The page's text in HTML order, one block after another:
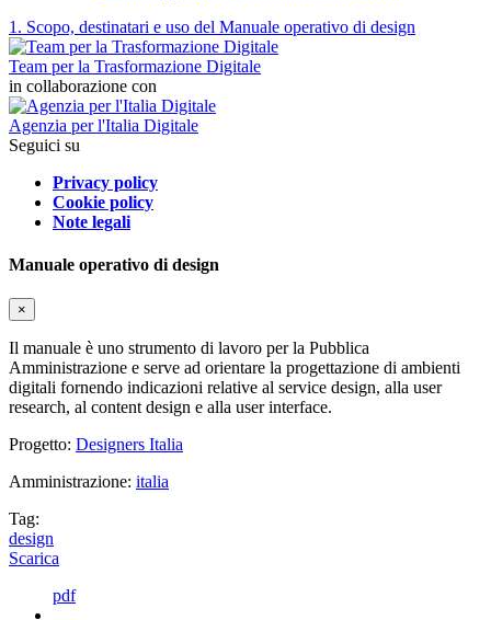
1. Scopo, destinatari e uso del Manuale operativo di design
Team per la Trasformazione Digitale
in collaborazione con
Agenzia per l'Italia Digitale
Seguici su
Privacy policy
Cookie policy
Note legali
Manuale operativo di design
×
Il manuale è uno strumento di lavoro per la Pubblica
Amministrazione e serve ad orientare la progettazione di ambienti
digitali fornendo indicazioni relative al service design, alla user
research, al content design e alla user interface.
Progetto: Designers Italia
Amministrazione: italia
Tag:
design
Scarica
pdf